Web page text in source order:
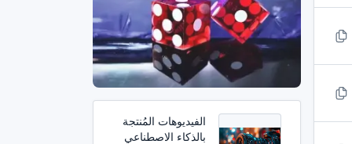
الفيديوهات المُنتجة
بالذكاء الاصطناعي